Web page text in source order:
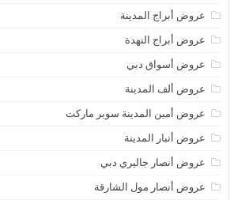
عروض أبراج المدينة
عروض أبراج النهدة
عروض أسواق دبي
عروض ألف المدينة
عروض أمين المدينة سوبر ماركت
عروض أنبار المدينة
عروض أنصار جاليري دبي
عروض أنصار مول الشارقة